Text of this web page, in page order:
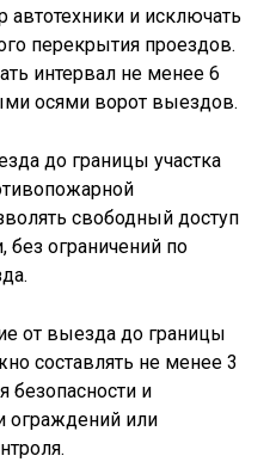
и исключать
перекрытия проездов.
интервал не менее 6
осями ворот выездов.
до границы участка
свободный доступ
без ограничений по
от выезда до границы
составлять не менее 3
безопасности и
ограждений или